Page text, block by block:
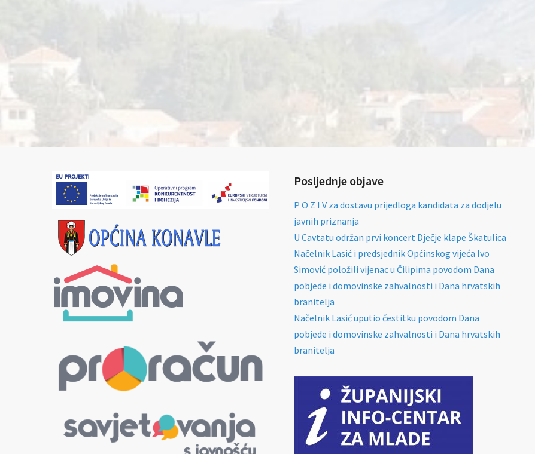
Posljednje objave
P O Z I V za dostavu prijedloga kandidata za dodjelu
javnih priznanja
U Cavtatu održan prvi koncert Dječje klape Škatulica
Načelnik Lasić i predsjednik Općinskog vijeća Ivo
Simović položili vijenac u Čilipima povodom Dana
pobjede i domovinske zahvalnosti i Dana hrvatskih
branitelja
Načelnik Lasić uputio čestitku povodom Dana
pobjede i domovinske zahvalnosti i Dana hrvatskih
branitelja